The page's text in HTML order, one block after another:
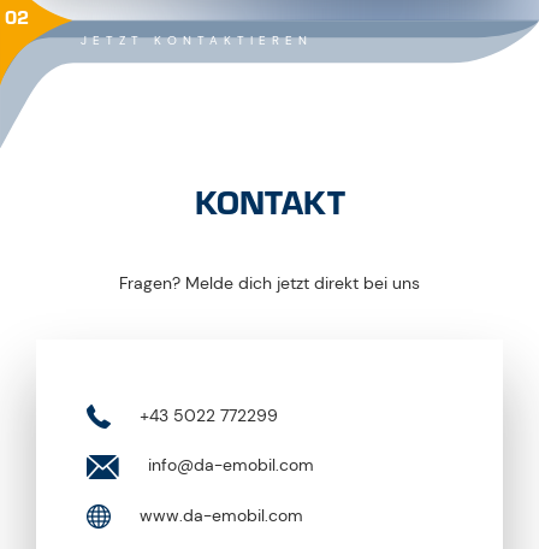
JETZT KONTAKTIEREN
02
KONTAKT
Fragen? Melde dich jetzt direkt bei uns
+43 5022 772299
info@da-emobil.com
www.da-emobil.com